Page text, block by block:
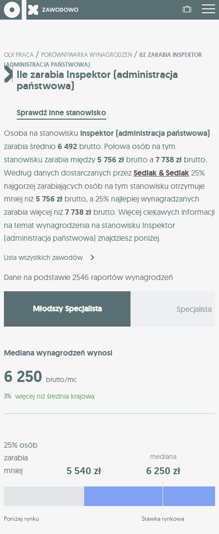
OLX PRACA / PORÓWNYWARKA WYNAGRODZEŃ / ILE ZARABIA INSPEKTOR
(ADMINISTRACJA PAŃSTWOWA)
Ile zarabia Inspektor (administracja
państwowa)
Sprawdź inne stanowisko
Osoba na stanowisku Inspektor (administracja państwowa)
zarabia średnio 6 492 brutto. Połowa osób na tym
stanowisku zarabia między 5 756 zł brutto a 7 738 zł brutto.
Według danych dostarczanych przez Sedlak & Sedlak 25%
najgorzej zarabiających osób na tym stanowisku otrzymuje
mniej niż 5 756 zł brutto, a 25% najlepiej wynagradzanych
zarabia więcej niż 7 738 zł brutto. Więcej ciekawych informacji
na temat wynagrodzenia na stanowisku Inspektor
(administracja państwowa) znajdziesz poniżej.
Lista wszystkich zawodów
Dane na podstawie 2546 raportów wynagrodzeń
Młodszy Specjalista Specjalista
Mediana wynagrodzeń wynosi
6 250 brutto/mc
3% więcej niż średnia krajowa
25% osób
zarabia
mniej
5 540 zł
mediana
6 250 zł
Poniżej rynku Stawka rynkowa